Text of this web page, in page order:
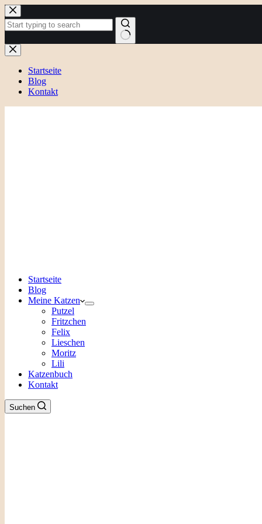
Zum
Inhalt
springen
Keine
Ergebnisse
Startseite
Blog
Kontakt
Startseite
Blog
Meine Katzen
Putzel
Fritzchen
Felix
Lieschen
Moritz
Lili
Katzenbuch
Kontakt
Suchen